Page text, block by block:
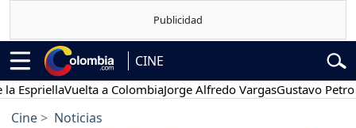
CINE
Vuelta a ColombiaJorge Alfredo VargasGustavo Petro
Cine Noticias